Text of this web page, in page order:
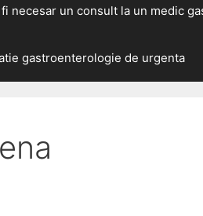
fi necesar un consult la un medic
gastroenterologie de urgenta